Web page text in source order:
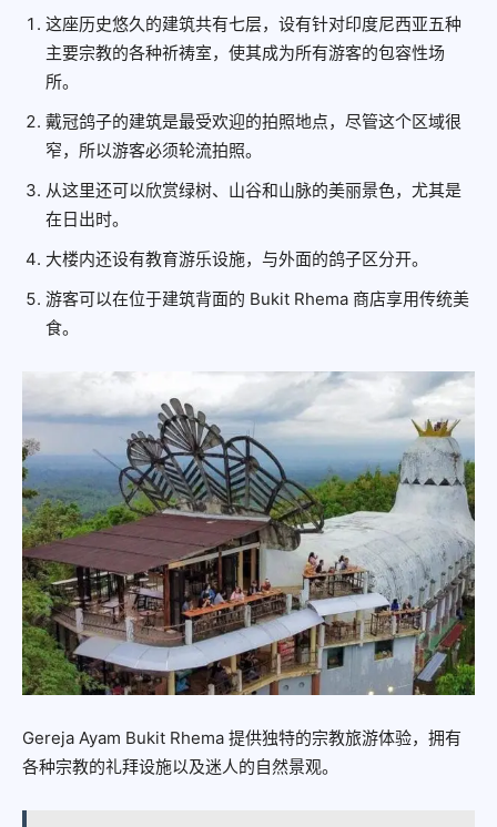
这座历史悠久的建筑共有七层，设有针对印度尼西亚五种
主要宗教的各种祈祷室，使其成为所有游客的包容性场
所。
戴冠鸽子的建筑是最受欢迎的拍照地点，尽管这个区域很
窄，所以游客必须轮流拍照。
从这里还可以欣赏绿树、山谷和山脉的美丽景色，尤其是
在日出时。
大楼内还设有教育游乐设施，与外面的鸽子区分开。
游客可以在位于建筑背面的 Bukit Rhema 商店享用传统美
食。
Gereja Ayam Bukit Rhema 提供独特的宗教旅游体验，拥有
各种宗教的礼拜设施以及迷人的自然景观。